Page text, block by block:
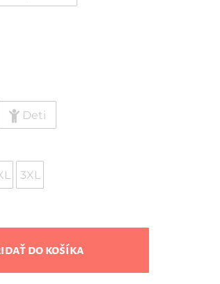
Deti
3XL
do košíka